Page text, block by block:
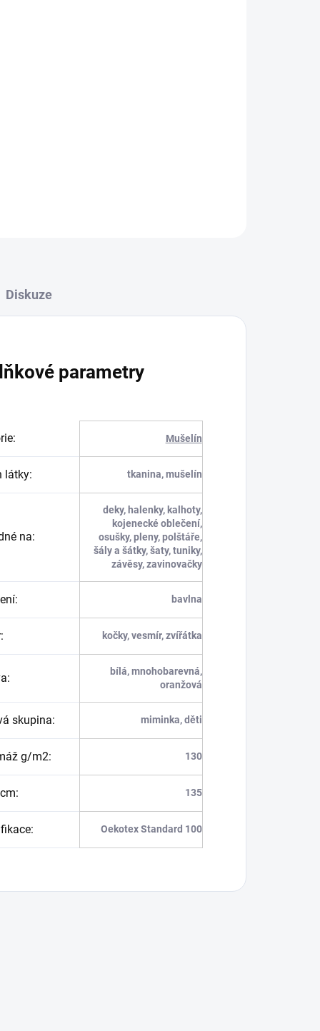
Diskuze
parametry
: Mušelín
látky: tkanina, mušelín
na:
deky, halenky, kalhoty,
kojenecké oblečení,
osušky, pleny, polštáře,
šály a šátky, šaty, tuniky,
závěsy, zavinovačky
: bavlna
: kočky, vesmír, zvířátka
:
bílá, mnohobarevná,
oranžová
skupina: miminka, děti
g/m2: 130
: 135
: Oekotex Standard 100